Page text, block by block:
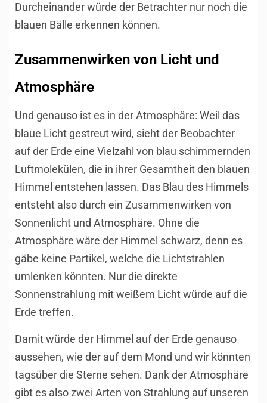
Durcheinander würde der Betrachter nur noch die
blauen Bälle erkennen können.
Zusammenwirken von Licht und
Atmosphäre
Und genauso ist es in der Atmosphäre: Weil das
blaue Licht gestreut wird, sieht der Beobachter
auf der Erde eine Vielzahl von blau schimmernden
Luftmolekülen, die in ihrer Gesamtheit den blauen
Himmel entstehen lassen. Das Blau des Himmels
entsteht also durch ein Zusammenwirken von
Sonnenlicht und Atmosphäre. Ohne die
Atmosphäre wäre der Himmel schwarz, denn es
gäbe keine Partikel, welche die Lichtstrahlen
umlenken könnten. Nur die direkte
Sonnenstrahlung mit weißem Licht würde auf die
Erde treffen.
Damit würde der Himmel auf der Erde genauso
aussehen, wie der auf dem Mond und wir könnten
tagsüber die Sterne sehen. Dank der Atmosphäre
gibt es also zwei Arten von Strahlung auf unseren